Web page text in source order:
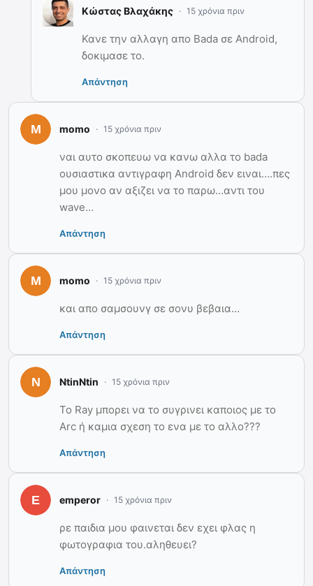
Κώστας Βλαχάκης 15 χρόνια πριν
Κανε την αλλαγη απο Bada σε Android,
δοκιμασε το.
Απάντηση
momo 15 χρόνια πριν
ναι αυτο σκοπευω να κανω αλλα το bada
ουσιαστικα αντιγραφη Android δεν ειναι….πες
μου μονο αν αξιζει να το παρω…αντι του
wave…
Απάντηση
momo 15 χρόνια πριν
και απο σαμσουνγ σε σονυ βεβαια…
Απάντηση
NtinNtin 15 χρόνια πριν
Το Ray μπορει να το συγρινει καποιος με το
Arc ή καμια σχεση το ενα με το αλλο???
Απάντηση
emperor 15 χρόνια πριν
ρε παιδια μου φαινεται δεν εχει φλας η
φωτογραφια του.αληθευει?
Απάντηση